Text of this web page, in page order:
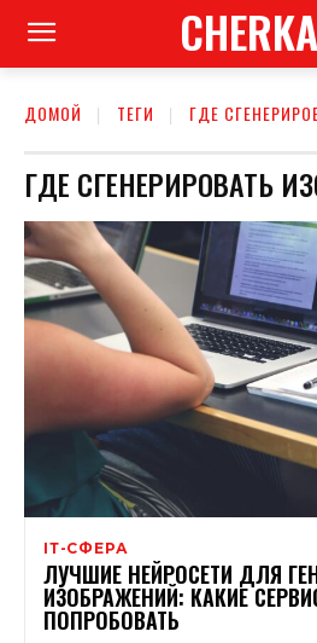
ДОМОЙ ТЕГИ ГДЕ
ГДЕ СГЕНЕРИРОВАТЬ
ІТ-СФЕРА
ЛУЧШИЕ НЕЙРОСЕТИ ДЛЯ
ИЗОБРАЖЕНИЙ: КАКИЕ
ПОПРОБОВАТЬ